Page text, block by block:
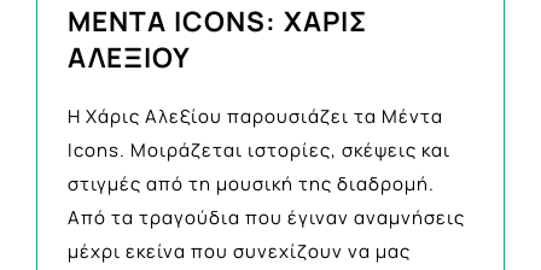
MENTA ICONS: ΧΑΡΙΣ
ΑΛΕΞΙΟΥ
Η Χάρις Αλεξίου παρουσιάζει τα Μέντα
Icons. Μοιράζεται ιστορίες, σκέψεις και
στιγμές από τη μουσική της διαδρομή.
Από τα τραγούδια που έγιναν αναμνήσεις
μέχρι εκείνα που συνεχίζουν να μας